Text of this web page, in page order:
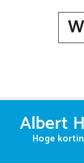
Albert
Hoge